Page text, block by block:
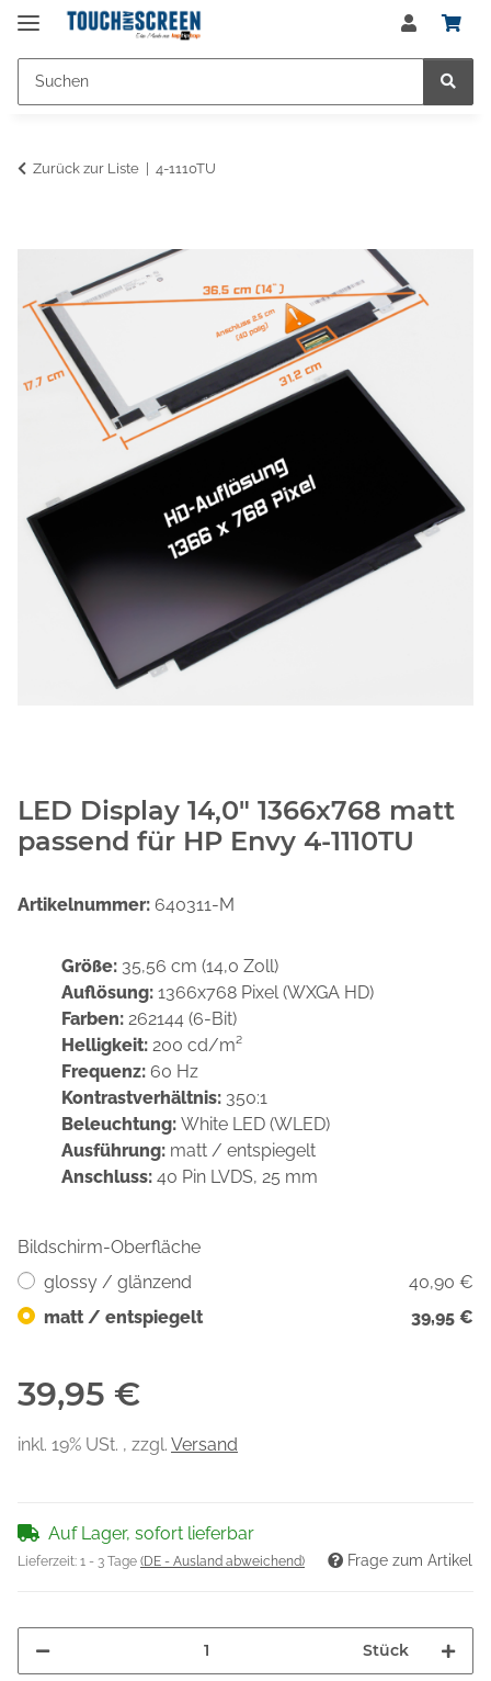
Zurück zur Liste 4-1110TU
LED Display 14,0" 1366x768 matt
passend für HP Envy 4-1110TU
Artikelnummer: 640311-M
Größe: 35,56 cm (14,0 Zoll)
Auflösung: 1366x768 Pixel (WXGA HD)
Farben: 262144 (6-Bit)
Helligkeit: 200 cd/m²
Frequenz: 60 Hz
Kontrastverhältnis: 350:1
Beleuchtung: White LED (WLED)
Ausführung: matt / entspiegelt
Anschluss: 40 Pin LVDS, 25 mm
Bildschirm-Oberfläche
glossy / glänzend
40,90 €
matt / entspiegelt
39,95 €
39,95 €
inkl. 19% USt. , zzgl. Versand
Auf Lager, sofort lieferbar
Lieferzeit: 1 - 3 Tage (DE - Ausland abweichend) Frage zum Artikel
Stück